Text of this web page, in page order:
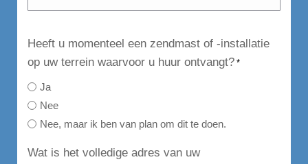
Heeft u momenteel een zendmast of -installatie
op uw terrein waarvoor u huur ontvangt? *
Ja
Nee
Nee, maar ik ben van plan om dit te doen.
Wat is het volledige adres van uw